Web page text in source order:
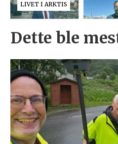
LIVET I ARKTIS
Dette ble